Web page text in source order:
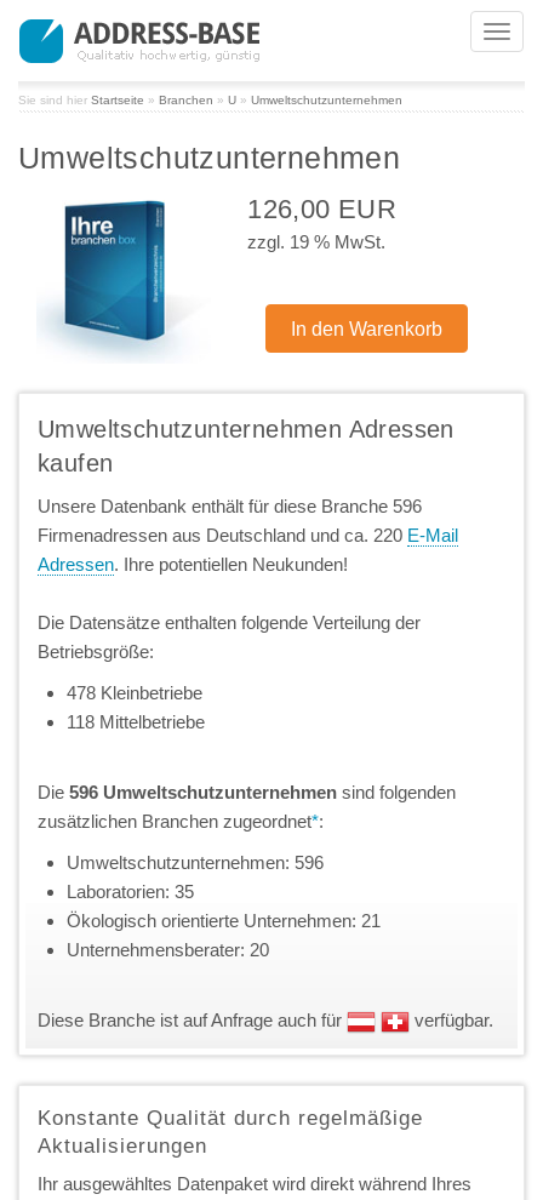
Sie sind hier Startseite » Branchen » U » Umweltschutzunternehmen
Umweltschutzunternehmen
126,00 EUR
zzgl. 19 % MwSt.
Umweltschutzunternehmen Adressen
kaufen
Unsere Datenbank enthält für diese Branche 596
Firmenadressen aus Deutschland und ca. 220 E-Mail
Adressen. Ihre potentiellen Neukunden!
Die Datensätze enthalten folgende Verteilung der
Betriebsgröße:
478 Kleinbetriebe
118 Mittelbetriebe
Die 596 Umweltschutzunternehmen sind folgenden
zusätzlichen Branchen zugeordnet*:
Umweltschutzunternehmen: 596
Laboratorien: 35
Ökologisch orientierte Unternehmen: 21
Unternehmensberater: 20
Diese Branche ist auf Anfrage auch für verfügbar.
Konstante Qualität durch regelmäßige
Aktualisierungen
Ihr ausgewähltes Datenpaket wird direkt während Ihres